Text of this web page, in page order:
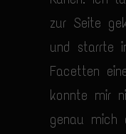
zur Seite
und starrte
Facetten
konnte mir
genau mich